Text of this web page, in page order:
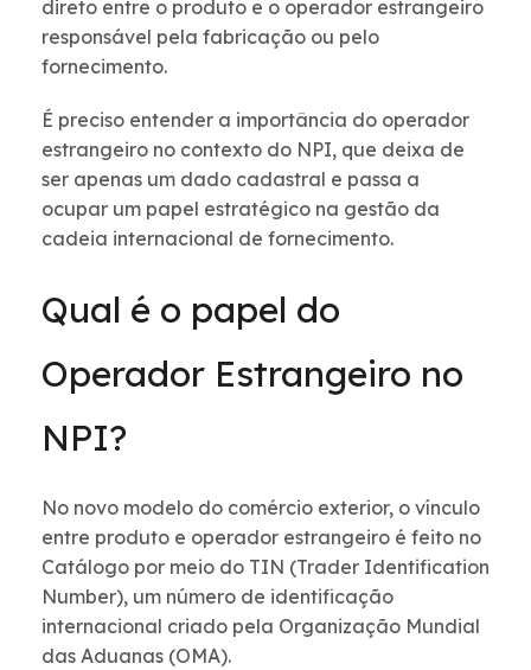
direto entre o produto e o operador estrangeiro
responsável pela fabricação ou pelo
fornecimento.
É preciso entender a importância do operador
estrangeiro no contexto do NPI, que deixa de
ser apenas um dado cadastral e passa a
ocupar um papel estratégico na gestão da
cadeia internacional de fornecimento.
Qual é o papel do
Operador Estrangeiro no
NPI?
No novo modelo do comércio exterior, o vínculo
entre produto e operador estrangeiro é feito no
Catálogo por meio do TIN (Trader Identification
Number), um número de identificação
internacional criado pela Organização Mundial
das Aduanas (OMA).